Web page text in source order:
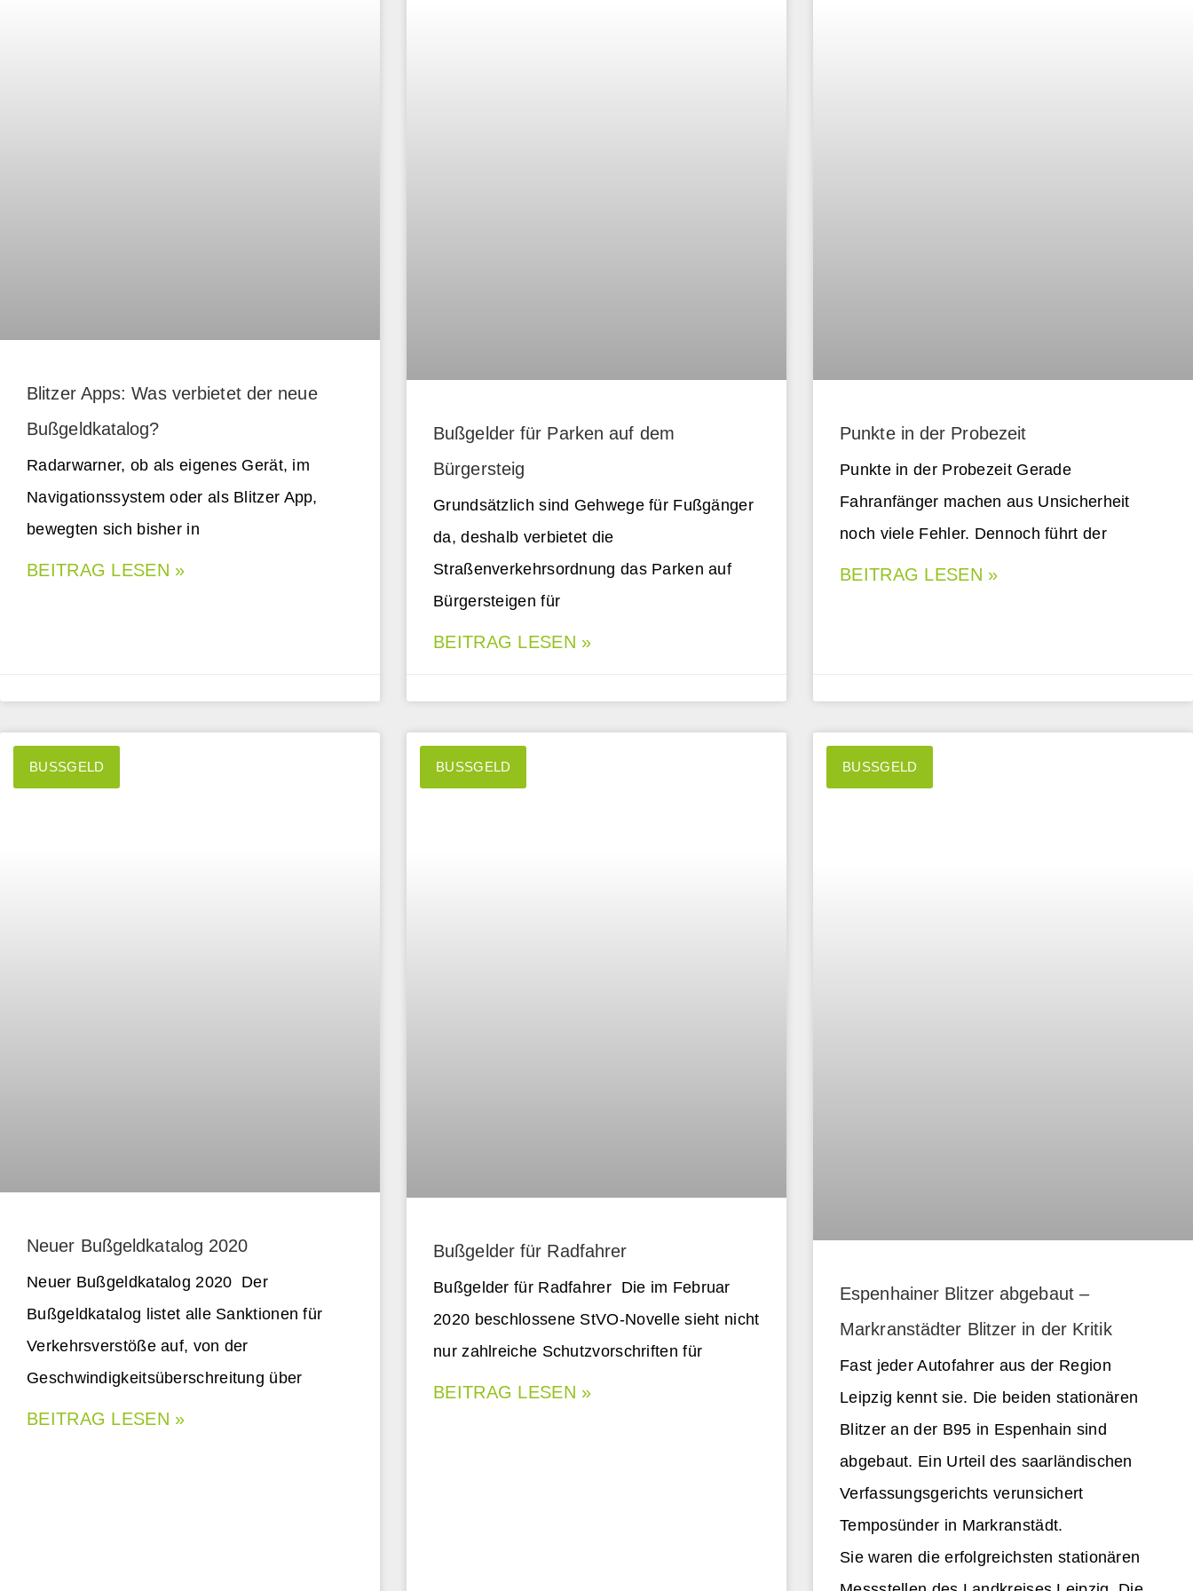
Blitzer Apps: Was verbietet der neue
Bußgeldkatalog?
Radarwarner, ob als eigenes Gerät, im
Navigationssystem oder als Blitzer App,
bewegten sich bisher in
BEITRAG LESEN »
Bußgelder für Parken auf dem
Bürgersteig
Grundsätzlich sind Gehwege für Fußgänger
da, deshalb verbietet die
Straßenverkehrsordnung das Parken auf
Bürgersteigen für
BEITRAG LESEN »
Punkte in der Probezeit
Punkte in der Probezeit Gerade
Fahranfänger machen aus Unsicherheit
noch viele Fehler. Dennoch führt der
BEITRAG LESEN »
BUSSGELD
Neuer Bußgeldkatalog 2020
Neuer Bußgeldkatalog 2020 Der
Bußgeldkatalog listet alle Sanktionen für
Verkehrsverstöße auf, von der
Geschwindigkeitsüberschreitung über
BEITRAG LESEN »
BUSSGELD
Bußgelder für Radfahrer
Bußgelder für Radfahrer Die im Februar
2020 beschlossene StVO-Novelle sieht nicht
nur zahlreiche Schutzvorschriften für
BEITRAG LESEN »
BUSSGELD
Espenhainer Blitzer abgebaut –
Markranstädter Blitzer in der Kritik
Fast jeder Autofahrer aus der Region
Leipzig kennt sie. Die beiden stationären
Blitzer an der B95 in Espenhain sind
abgebaut. Ein Urteil des saarländischen
Verfassungsgerichts verunsichert
Temposünder in Markranstädt.
Sie waren die erfolgreichsten stationären